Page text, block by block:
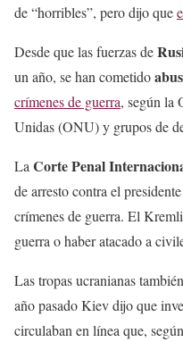
de “horribles”, pero dijo que
Desde que las fuerzas de
un año, se han cometido
crímenes de guerra, según la
Unidas (ONU) y grupos de
La Corte Penal
de arresto contra el
crímenes de guerra. El
guerra o haber atacado a
Las tropas ucranianas
año pasado Kiev dijo que
circulaban en línea que,